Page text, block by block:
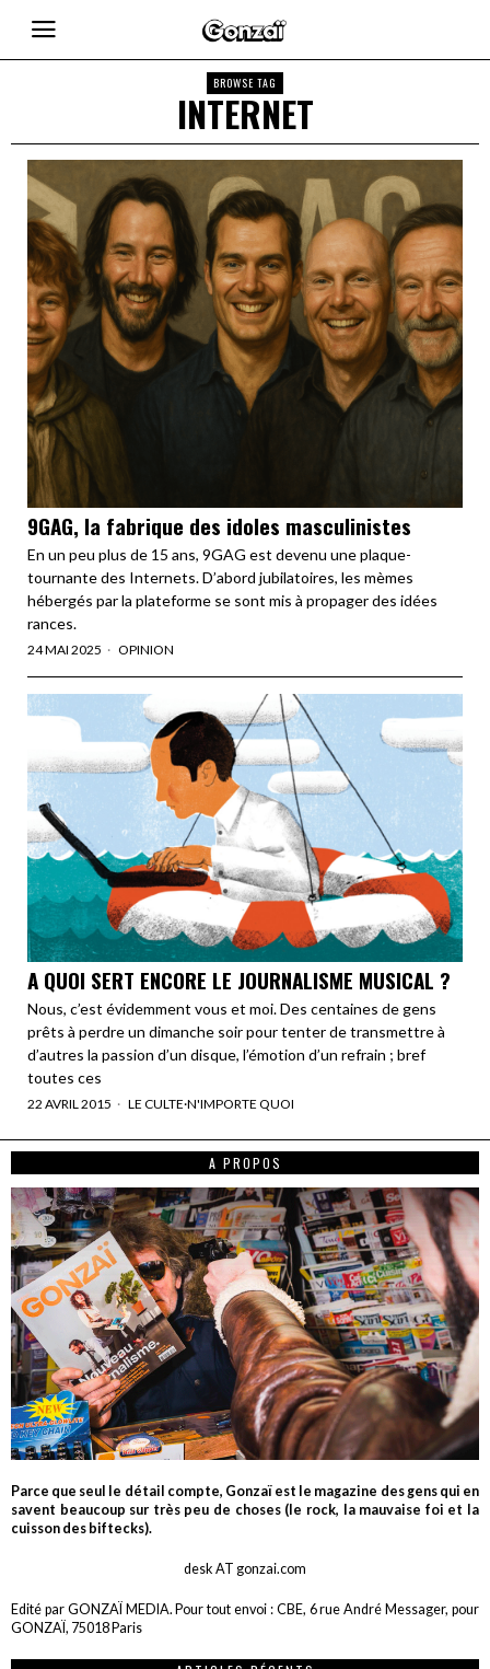
BROWSE TAG
INTERNET
9GAG, la fabrique des idoles masculinistes
En un peu plus de 15 ans, 9GAG est devenu une plaque-
tournante des Internets. D’abord jubilatoires, les mèmes
hébergés par la plateforme se sont mis à propager des idées
rances.
24 MAI 2025 OPINION
A QUOI SERT ENCORE LE JOURNALISME MUSICAL ?
Nous, c’est évidemment vous et moi. Des centaines de gens
prêts à perdre un dimanche soir pour tenter de transmettre à
d’autres la passion d’un disque, l’émotion d’un refrain ; bref
toutes ces
22 AVRIL 2015 LE CULTE·N'IMPORTE QUOI
A PROPOS
Parce que seul le détail compte, Gonzaï est le magazine des gens qui en
savent beaucoup sur très peu de choses (le rock, la mauvaise foi et la
cuisson des biftecks).
desk AT gonzai.com
Edité par GONZAÏ MEDIA. Pour tout envoi : CBE, 6 rue André Messager, pour
GONZAÏ, 75018 Paris